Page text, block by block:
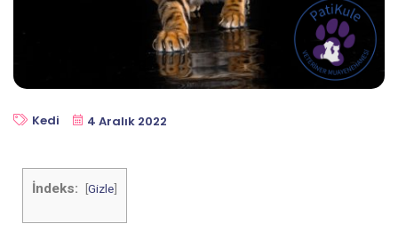
Kedi 4 Aralık 2022
İndeks: [Gizle]